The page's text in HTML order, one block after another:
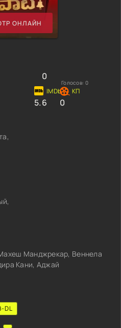
ОНЛАЙН
0
Голосов: 0
5.6 0
Манджрекар, Веннела
Кани, Аджай
DL